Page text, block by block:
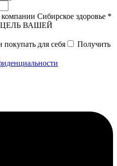
Сибирское здоровье *
ВАШЕЙ
для себя
Получить